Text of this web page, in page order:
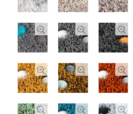
  
  
  